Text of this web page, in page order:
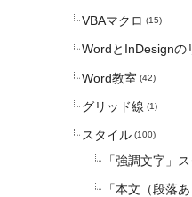
VBAマクロ (15)
WordとInDesignの
Word教室 (42)
グリッド線 (1)
スタイル (100)
「強調文字」
「本文（段落